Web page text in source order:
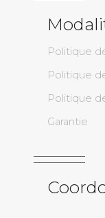
Politique
Politique
Politique
Garantie